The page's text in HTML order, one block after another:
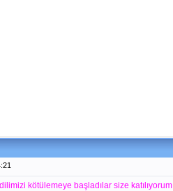
kötülemeye başladılar size katılıyorum